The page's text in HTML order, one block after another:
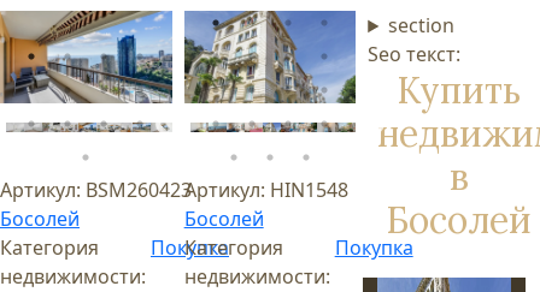
Артикул: BSM260423
Босолей
Категория
недвижимости:
Покупка
Артикул: HIN1548
Босолей
Категория
недвижимости:
Покупка
section
Seo текст:
Купить
в
Босолей